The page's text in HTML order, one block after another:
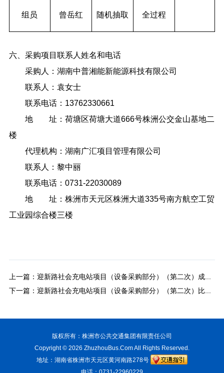
组员 曾岳红 随机抽取 全过程
六、采购项目联系人姓名和电话
采购人：湖南中普湘能新能源科技有限公司
联系人：袁女士
联系电话：13762330661
地 址：荷塘区荷塘大道666号株洲公交金山基地二
楼
代理机构：湖南广汇项目管理有限公司
联系人：黎中丽
联系电话：0731-22030089
地 址：株洲市天元区株洲大道335号南方航空工贸
工业园综合楼三楼
上一篇： 迎新路社会充电站项目（设备采购部分）（第二次）成交结果公告
下一篇： 迎新路社会充电站项目（设备采购部分）（第二次）比选公告
版权所有：株洲市公共交通集团有限责任公司
Copyright © 2026 ZhuzhouBus.ComAll Rights Reserved.
地址：湖南省株洲市天元区黄河南路278号